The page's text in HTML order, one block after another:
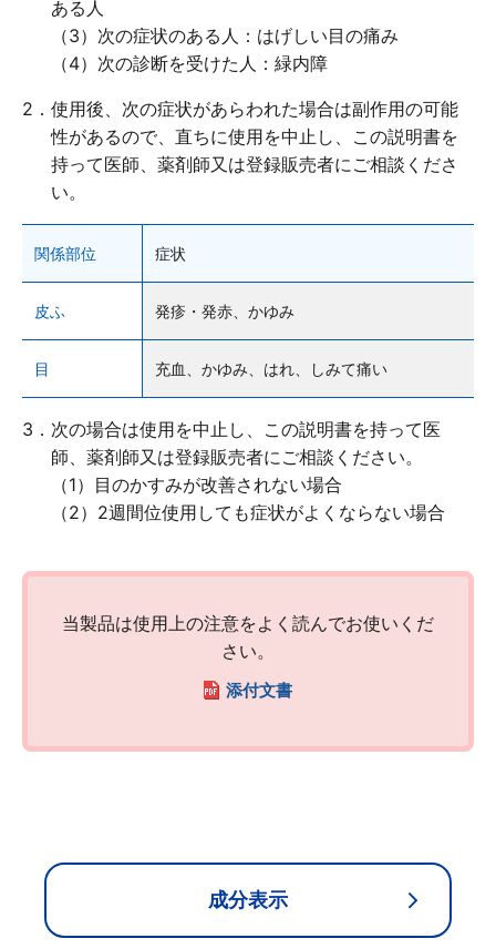
内容を確認しました
商品を買い物かごに入れる
0120-733-610
[受付時間／月～金：10時～16時（土・日・祝、および夏季休業日と年末年始
ある人
（3）次の症状のある人：はげしい目の痛み
（4）次の診断を受けた人：緑内障
2．使用後、次の症状があらわれた場合は副作用の可能
性があるので、直ちに使用を中止し、この説明書を
持って医師、薬剤師又は登録販売者にご相談くださ
い。
関係部位 症状
皮ふ 発疹・発赤、かゆみ
目 充血、かゆみ、はれ、しみて痛い
3．次の場合は使用を中止し、この説明書を持って医
師、薬剤師又は登録販売者にご相談ください。
（1）目のかすみが改善されない場合
（2）2週間位使用しても症状がよくならない場合
当製品は使用上の注意をよく読んでお使いくだ
さい。
添付文書
成分表示